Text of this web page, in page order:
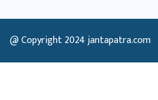
@ Copyright 2024jantapatra.com